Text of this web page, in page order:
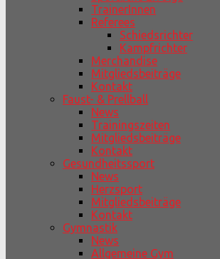
TrainerInnen
Referees
Schiedsrichter
Kampfrichter
Merchandise
Mitgliedsbeiträge
Kontakt
Faust- & Prellball
News
Trainingszeiten
Mitgliedsbeiträge
Kontakt
Gesundheitssport
News
Herzsport
Mitgliedsbeiträge
Kontakt
Gymnastik
News
Allgemeine Gym